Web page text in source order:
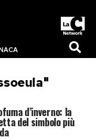
d’inverno: la
del simbolo più